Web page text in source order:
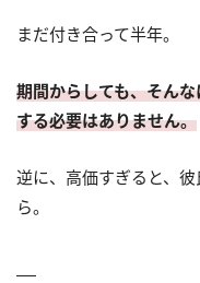
まだ付き合って半年。
期間からしても、そん
する必要はありません。
逆に、高価すぎると、
ら。